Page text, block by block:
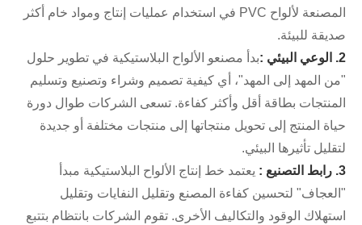
المصنعة لألواح PVC في استخدام عمليات إنتاج ومواد خام أكثر
صديقة للبيئة.
2. الوعي البيئي :
بدأ مصنعو الألواح البلاستيكية في تطوير حلول
"من المهد إلى المهد"، أي كيفية تصميم وشراء وتصنيع وتسليم
المنتجات بطاقة أقل وأكثر كفاءة. تسعى الشركات طوال دورة
حياة المنتج إلى تحويل منتجاتها إلى منتجات مختلفة أو جديدة
لتقليل تأثيرها البيئي.
3. رابط التصنيع :
يعتمد خط إنتاج الألواح البلاستيكية مبدأ
"العجاف" لتحسين كفاءة المصنع وتقليل النفايات وتقليل
استهلاك الوقود والتكاليف الأخرى. تقوم الشركات بانتظام بتتبع